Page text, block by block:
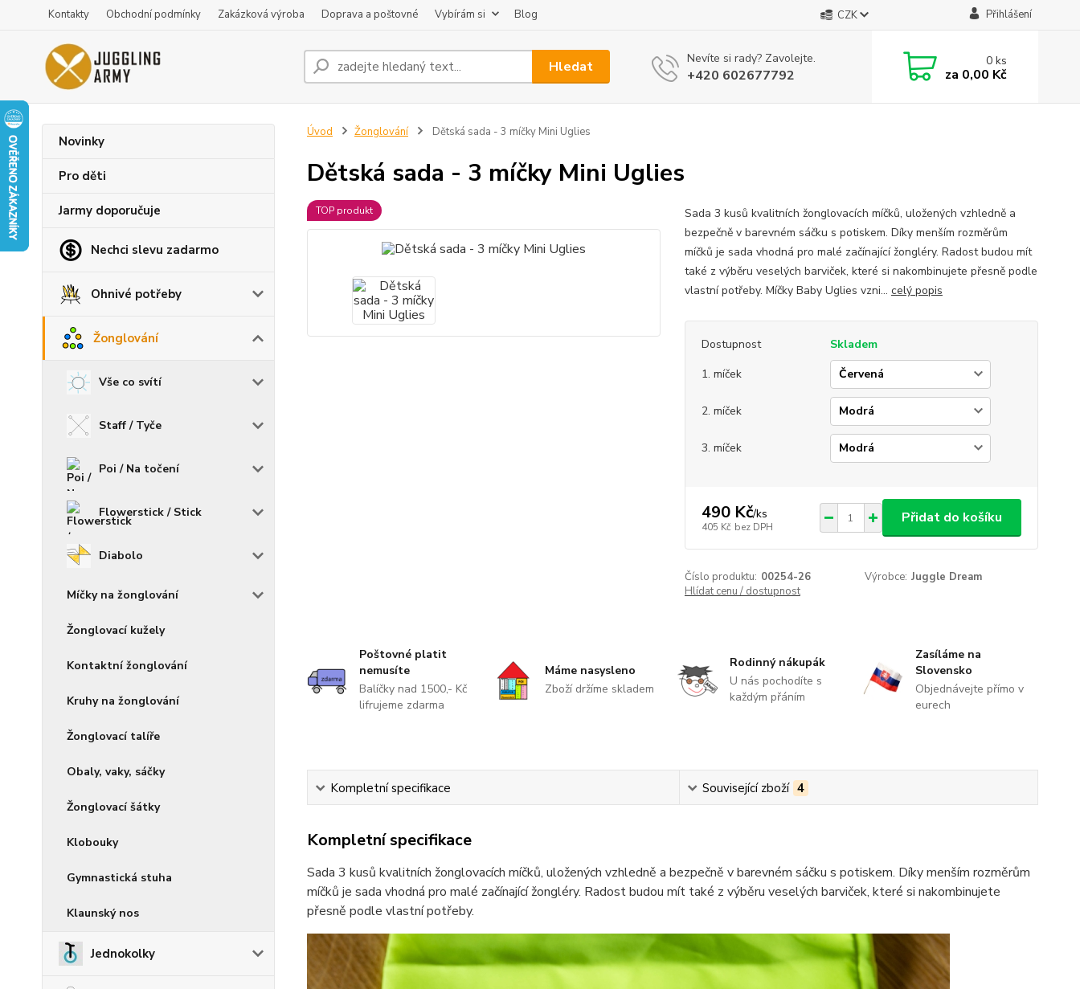
Kontakty Obchodní podmínky Zakázková výroba Doprava a poštovné Vybírám si Blog CZK Přihlášení
Hledat Nevíte si rady? Zavolejte.
+420 602677792
0ks
za 0,00 Kč
Novinky
Pro děti
Jarmy doporučuje
Nechci slevu zadarmo
Ohnivé potřeby
Žonglování
Vše co svítí
Staff / Tyče
Poi / Na točení
Flowerstick / Stick
Diabolo
Míčky na žonglování
Žonglovací kužely
Kontaktní žonglování
Kruhy na žonglování
Žonglovací talíře
Obaly, vaky, sáčky
Žonglovací šátky
Klobouky
Gymnastická stuha
Klaunský nos
Jednokolky
Úvod Žonglování Dětská sada - 3 míčky Mini Uglies
Dětská sada - 3 míčky Mini Uglies
TOP produkt
Sada 3 kusů kvalitních žonglovacích míčků, uložených vzhledně a
bezpečně v barevném sáčku s potiskem. Díky menším rozměrům
míčků je sada vhodná pro malé začínající žongléry. Radost budou mít
také z výběru veselých barviček, které si nakombinujete přesně podle
vlastní potřeby. Míčky Baby Uglies vzni... celý popis
Dostupnost
Skladem
1. míček
2. míček
3. míček
490 Kč/ks
405 Kč bez DPH
Přidat do košíku
Číslo produktu: 00254-26 Výrobce: Juggle Dream
Hlídat cenu / dostupnost
Poštovné platit
nemusíte
Balíčky nad 1500,- Kč
lifrujeme zdarma
Máme nasysleno
Zboží držíme skladem
Rodinný nákupák
U nás pochodíte s
každým přáním
Zasíláme na
Slovensko
Objednávejte přímo v
eurech
Kompletní specifikace Související zboží 4
Kompletní specifikace
Sada 3 kusů kvalitních žonglovacích míčků, uložených vzhledně a bezpečně v barevném sáčku s potiskem. Díky menším rozměrům
míčků je sada vhodná pro malé začínající žongléry. Radost budou mít také z výběru veselých barviček, které si nakombinujete
přesně podle vlastní potřeby.